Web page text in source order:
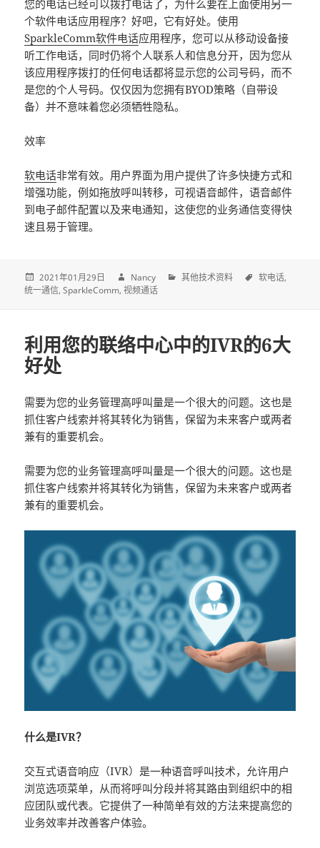
您的电话已经可以拨打电话了，为什么要在上面使用另一
个软件电话应用程序？好吧，它有好处。使用
SparkleComm软件电话应用程序，您可以从移动设备接
听工作电话，同时仍将个人联系人和信息分开，因为您从
该应用程序拨打的任何电话都将显示您的公司号码，而不
是您的个人号码。仅仅因为您拥有BYOD策略（自带设
备）并不意味着您必须牺牲隐私。
效率
软电话非常有效。用户界面为用户提供了许多快捷方式和
增强功能，例如拖放呼叫转移，可视语音邮件，语音邮件
到电子邮件配置以及来电通知，这使您的业务通信变得快
速且易于管理。
2021年01月29日 Nancy 其他技术资料
软电话
统一通信 SparkleComm 视频通话
利用您的联络中心中的IVR的6大
好处
需要为您的业务管理高呼叫量是一个很大的问题。这也是
抓住客户线索并将其转化为销售，保留为未来客户或两者
兼有的重要机会。
需要为您的业务管理高呼叫量是一个很大的问题。这也是
抓住客户线索并将其转化为销售，保留为未来客户或两者
兼有的重要机会。
什么是IVR？
交互式语音响应（IVR）是一种语音呼叫技术，允许用户
浏览选项菜单，从而将呼叫分段并将其路由到组织中的相
应团队或代表。它提供了一种简单有效的方法来提高您的
业务效率并改善客户体验。